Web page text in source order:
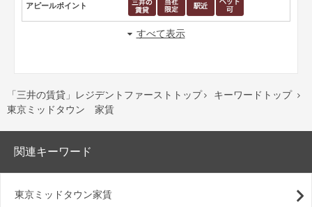
アピールポイント
すべて表示
「三井の賃貸」レジデントファーストトップ  キーワードトップ 
東京ミッドタウン 家賃
関連キーワード
東京ミッドタウン家賃